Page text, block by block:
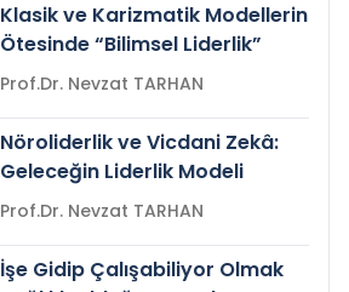
Klasik ve Karizmatik Modellerin
Ötesinde “Bilimsel Liderlik”
Prof.Dr. Nevzat TARHAN
Nöroliderlik ve Vicdani Zekâ:
Geleceğin Liderlik Modeli
Prof.Dr. Nevzat TARHAN
İşe Gidip Çalışabiliyor Olmak